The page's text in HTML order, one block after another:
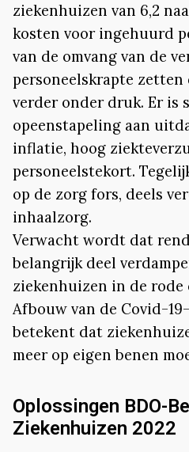
ziekenhuizen van 6,2
kosten voor ingehuurd
van de omvang van de
personeelskrapte
verder onder druk. Er is
opeenstapeling aan
inflatie, hoog
personeelstekort.
op de zorg fors, deels
inhaalzorg.
Verwacht wordt dat
belangrijk deel
ziekenhuizen in de rode
Afbouw van de Covid-
betekent dat
meer op eigen benen
Oplossingen BDO-
Ziekenhuizen 2022